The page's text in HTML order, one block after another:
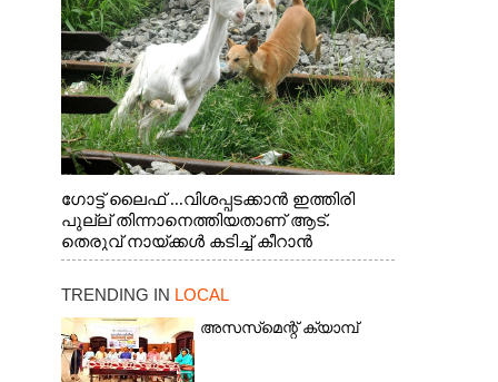
ഗോട്ട് ലൈഫ് ...വിശപ്പടക്കാൻ ഇത്തിരി
പുല്ല് തിന്നാനെത്തിയതാണ് ആട്.
തെരുവ് നായ്ക്കൾ കടിച്ച് കീറാൻ
വന്നതോടെ വയറിന്റെ ആന്തൽ മറന്ന്
വാത്തുരുത്തിയിൽ നിന്നുള്ള കാഴ്ച
TRENDING IN LOCAL
അസസ്‌മെന്റ് ക്യാമ്പ്